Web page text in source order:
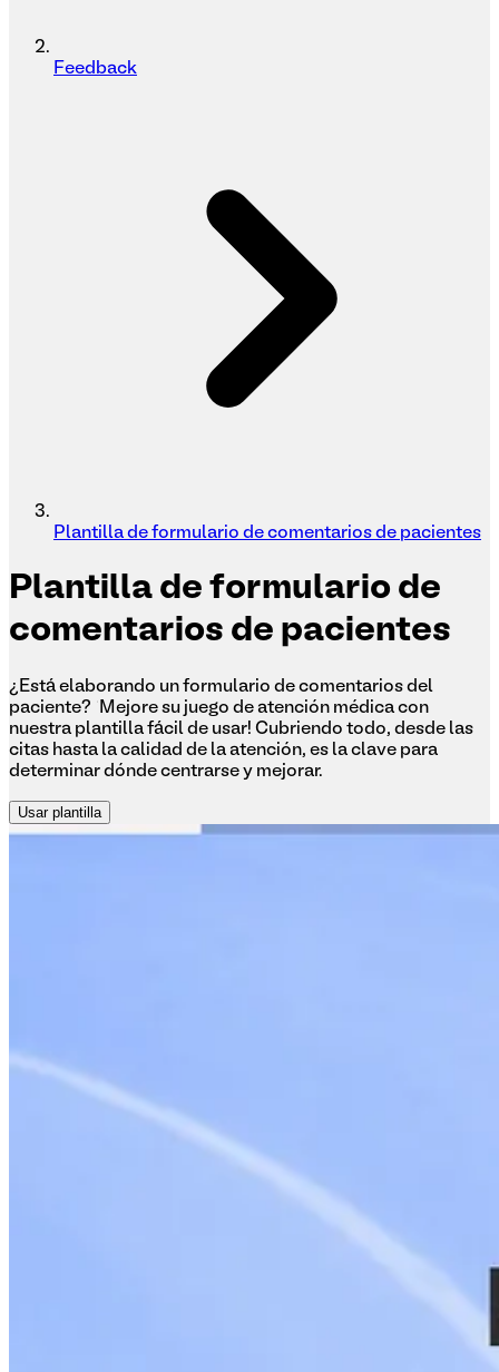
Feedback
Plantilla de formulario de comentarios de pacientes
Plantilla de formulario de
comentarios de pacientes
¿Está elaborando un formulario de comentarios del
paciente? ¡Mejore su juego de atención médica con
nuestra plantilla fácil de usar! Cubriendo todo, desde las
citas hasta la calidad de la atención, es la clave para
determinar dónde centrarse y mejorar.
Usar plantilla